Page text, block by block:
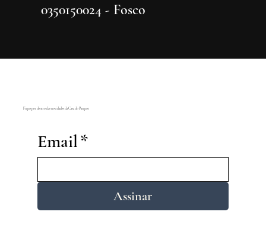
0350150024 - Fosco
Email*
Assinar
Fique por dentro das novidades da Casa do Parquet